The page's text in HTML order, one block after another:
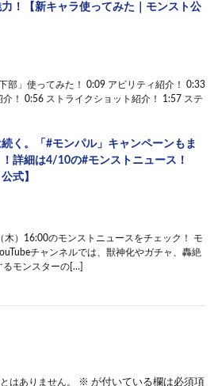
！【新キャラ使ってみた｜モンスト公
部」使ってみた！ 0:09 アビリティ紹介！ 0:33
介！ 0:56 ストライクショット紹介！ 1:57 ステ
く。「#モンパル」キャンペーンもま
詳細は4/10の#モンストニュース！
式】
木）16:00のモンストニュースをチェック！ モ
チャンネルでは、獣神化やガチャ、轟絶
るモンスターの[…]
はありません。 ※ が付いている欄は必須項